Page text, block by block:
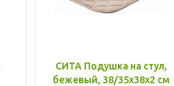
СИТА Подушка на стул,
бежевый, 38/35x38x2 см